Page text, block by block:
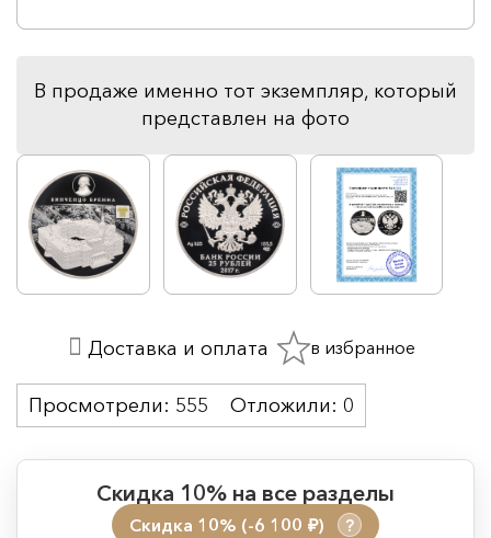
В продаже именно тот экземпляр, который
представлен на фото
Скидка 10% на все разделы
Скидка 10% (-6 100 руб.) ?
Просмотрели: 555 Отложили: 0
Доставка и оплата в избранное